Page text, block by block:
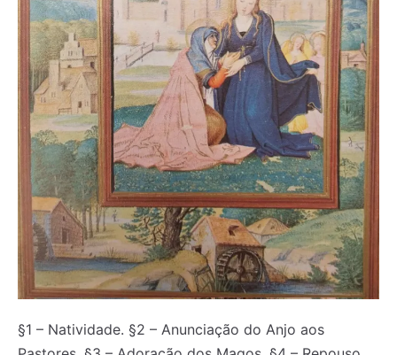
§1 – Natividade. §2 – Anunciação do Anjo aos